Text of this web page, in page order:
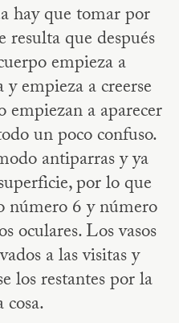
hay que tomar por
resulta que después
empieza a
empieza a creerse
empiezan a aparecer
un poco confuso.
antiparras y ya
por lo que
número 6 y número
oculares. Los vasos
a las visitas y
los restantes por la